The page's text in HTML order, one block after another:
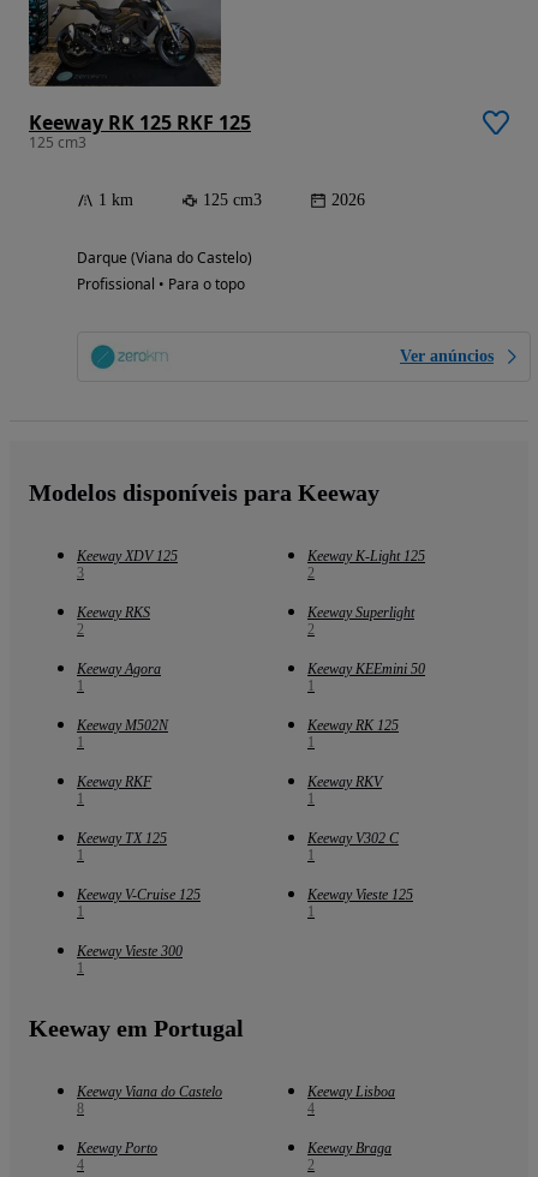
Keeway RK 125 RKF 125
125 cm3
1 km 125 cm3 2026
Darque (Viana do Castelo)
Profissional • Para o topo
Ver anúncios
Modelos disponíveis para Keeway
Keeway XDV 125
3
Keeway K-Light 125
2
Keeway RKS
2
Keeway Superlight
2
Keeway Agora
1
Keeway KEEmini 50
1
Keeway M502N
1
Keeway RK 125
1
Keeway RKF
1
Keeway RKV
1
Keeway TX 125
1
Keeway V302 C
1
Keeway V-Cruise 125
1
Keeway Vieste 125
1
Keeway Vieste 300
1
Keeway em Portugal
Keeway Viana do Castelo
8
Keeway Lisboa
4
Keeway Porto
4
Keeway Braga
2